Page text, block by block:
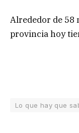
Alrededor de 58
provincia hoy
Lo que hay que